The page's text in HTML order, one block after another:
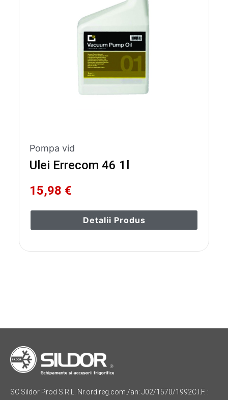
Pompa vid
Ulei Errecom 46 1l
15,98 €
Detalii Produs
SC Sildor Prod S.R.L. Nr.ord.reg.com./an: J02/1570/1992C.I.F. :